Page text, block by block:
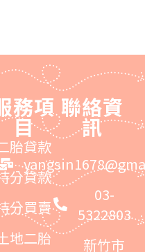
務項
目
胎貸款
分貸款
分買賣
地二胎
聯絡資
訊
03-
5322803
新竹市